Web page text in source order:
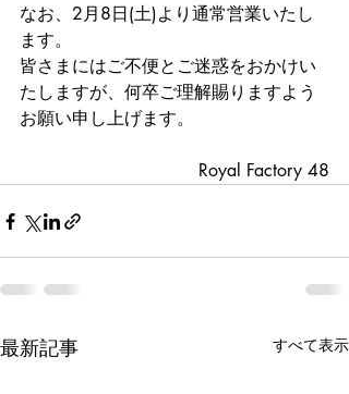
なお、2月8日(土)より通常営業いたし
ます。
皆さまにはご不便とご迷惑をおかけい
たしますが、何卒ご理解賜りますよう
お願い申し上げます。
Royal Factory 48
最新記事 すべて表示